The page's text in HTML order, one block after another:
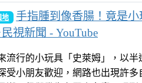
地
手指腫到像香腸！竟是小
視新聞 - YouTube
流行的小玩具「史萊姆」，以半
受小朋友歡迎，網路也出現許多